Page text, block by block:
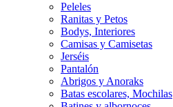
Peleles
Ranitas y Petos
Bodys, Interiores
Camisas y Camisetas
Jerséis
Pantalón
Abrigos y Anoraks
Batas escolares, Mochilas